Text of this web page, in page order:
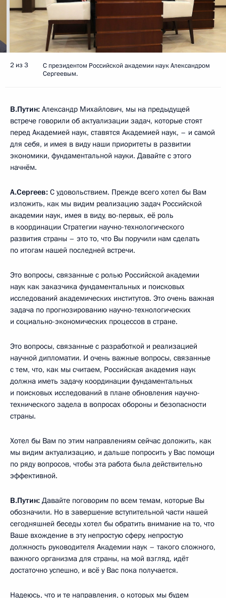
2 из 3
С президентом Российской академии наук Александром
Сергеевым.
В.Путин: Александр Михайлович, мы на предыдущей
встрече говорили об актуализации задач, которые стоят
перед Академией наук, ставятся Академией наук, – и самой
для себя, и имея в виду наши приоритеты в развитии
экономики, фундаментальной науки. Давайте с этого
начнём.
А.Сергеев: С удовольствием. Прежде всего хотел бы Вам
изложить, как мы видим реализацию задач Российской
академии наук, имея в виду, во-первых, её роль
в координации Стратегии научно-технологического
развития страны – это то, что Вы поручили нам сделать
по итогам нашей последней встречи.
Это вопросы, связанные с ролью Российской академии
наук как заказчика фундаментальных и поисковых
исследований академических институтов. Это очень важная
задача по прогнозированию научно-технологических
и социально-экономических процессов в стране.
Это вопросы, связанные с разработкой и реализацией
научной дипломатии. И очень важные вопросы, связанные
с тем, что, как мы считаем, Российская академия наук
должна иметь задачу координации фундаментальных
и поисковых исследований в плане обновления научно-
технического задела в вопросах обороны и безопасности
страны.
Хотел бы Вам по этим направлениям сейчас доложить, как
мы видим актуализацию, и дальше попросить у Вас помощи
по ряду вопросов, чтобы эта работа была действительно
эффективной.
В.Путин: Давайте поговорим по всем темам, которые Вы
обозначили. Но в завершение вступительной части нашей
сегодняшней беседы хотел бы обратить внимание на то, что
Ваше вхождение в эту непростую сферу, непростую
должность руководителя Академии наук – такого сложного,
важного организма для страны, на мой взгляд, идёт
достаточно успешно, и всё у Вас пока получается.
Надеюсь, что и те направления, о которых мы будем